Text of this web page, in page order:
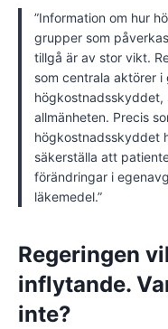
”Information om hur
grupper som
tillgå är av stor vikt.
som centrala aktörer
högkostnadsskyddet,
allmänheten. Precis
högkostnadsskyddet
säkerställa att
förändringar i
läkemedel.”
Regeringen
inflytande.
inte?